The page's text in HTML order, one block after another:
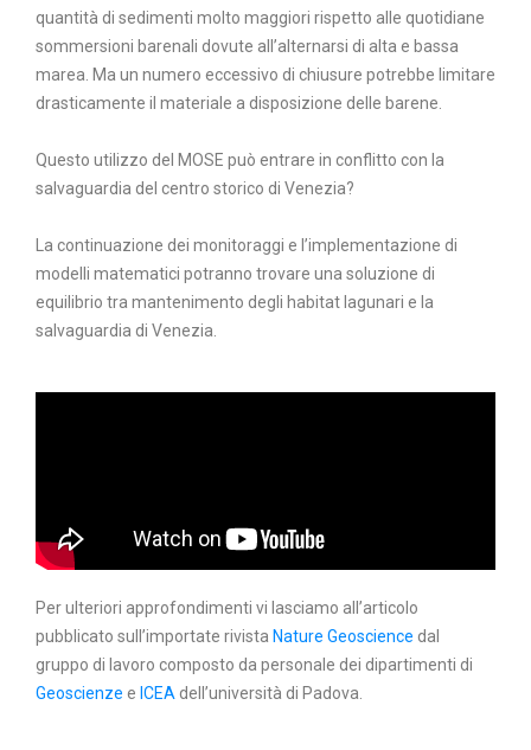
quantità di sedimenti molto maggiori rispetto alle quotidiane
sommersioni barenali dovute all’alternarsi di alta e bassa
marea. Ma un numero eccessivo di chiusure potrebbe limitare
drasticamente il materiale a disposizione delle barene.
Questo utilizzo del MOSE può entrare in conflitto con la
salvaguardia del centro storico di Venezia?
La continuazione dei monitoraggi e l’implementazione di
modelli matematici potranno trovare una soluzione di
equilibrio tra mantenimento degli habitat lagunari e la
salvaguardia di Venezia.
Per ulteriori approfondimenti vi lasciamo all’articolo
pubblicato sull’importate rivista Nature Geoscience dal
gruppo di lavoro composto da personale dei dipartimenti di
Geoscienze e ICEA dell’università di Padova.